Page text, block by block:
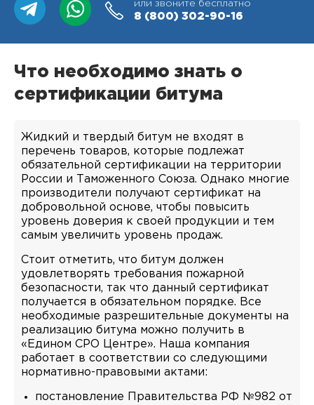
или звоните бесплатно
8 (800) 302-90-16
Что необходимо знать о
сертификации битума
Жидкий и твердый битум не входят в
перечень товаров, которые подлежат
обязательной сертификации на территории
России и Таможенного Союза. Однако многие
производители получают сертификат на
добровольной основе, чтобы повысить
уровень доверия к своей продукции и тем
самым увеличить уровень продаж.
Стоит отметить, что битум должен
удовлетворять требования пожарной
безопасности, так что данный сертификат
получается в обязательном порядке. Все
необходимые разрешительные документы на
реализацию битума можно получить в
«Едином СРО Центре». Наша компания
работает в соответствии со следующими
нормативно-правовыми актами:
постановление Правительства РФ №982 от